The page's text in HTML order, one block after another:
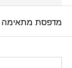
מדפסת מתאימה